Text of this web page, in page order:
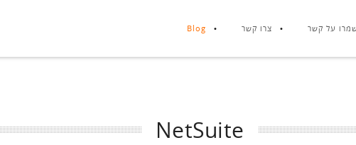
על קשר צרו קשר Blog
NetSuite